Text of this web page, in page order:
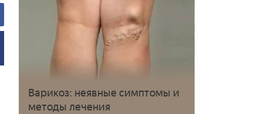
Варикоз: неявные симптомы и
методы лечения